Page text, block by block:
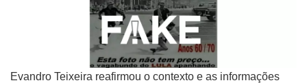
Evandro Teixeira reafirmou o contexto e as informações